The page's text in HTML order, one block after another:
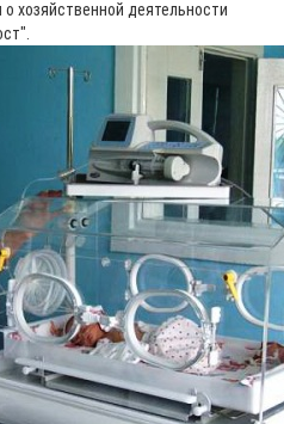
хозяйственной деятельности